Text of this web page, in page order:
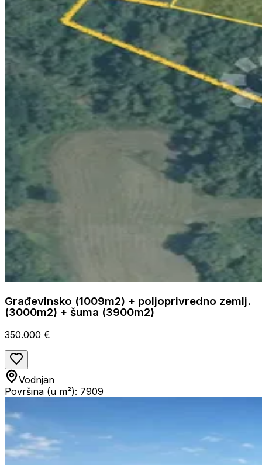
Građevinsko (1009m2) + poljoprivredno zemlj.
(3000m2) + šuma (3900m2)
350.000 €
Vodnjan
Površina (u m²): 7909